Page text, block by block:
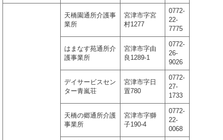
天橋園通所介護事
業所
宮津市字宮
村1277
0772-
22-
7775
はまなす苑通所介
護事業所
宮津市字由
良1289-1
0772-
26-
9026
デイサービスセン
ター青嵐荘
宮津市字日
置780
0772-
27-
1733
天橋の郷通所介護
事業所
宮津市字獅
子190-4
0772-
22-
0068